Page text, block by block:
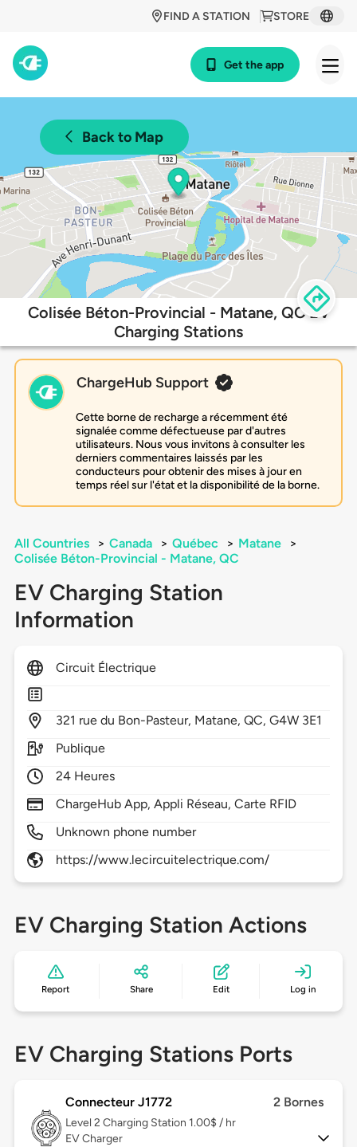
STORE
FIND A STATION
Get the app
Back to Map
Colisée Béton-Provincial - Matane, QC EV
Charging Stations
ChargeHub Support
Cette borne de recharge a récemment été
signalée comme défectueuse par d'autres
utilisateurs. Nous vous invitons à consulter les
derniers commentaires laissés par les
conducteurs pour obtenir des mises à jour en
temps réel sur l'état et la disponibilité de la borne.
All Countries > Canada > Québec > Matane
>
Colisée Béton-Provincial - Matane, QC
EV Charging Station
Information
Circuit Électrique
321 rue du Bon-Pasteur, Matane,QC,G4W 3E1
Publique
24 Heures
ChargeHub App, Appli Réseau, Carte RFID
Unknown phone number
https://www.lecircuitelectrique.com/
EV Charging Station Actions
Report Share Edit Log in
EV Charging Stations Ports
Connecteur J1772 2 Bornes
Level 2 Charging Station 1.00$ / hr
EV Charger